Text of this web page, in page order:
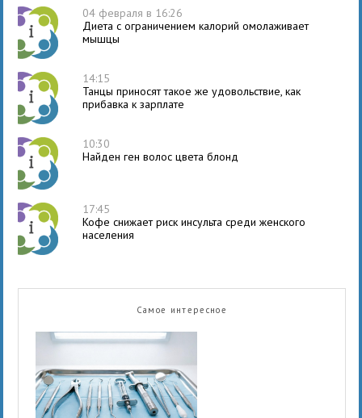
04 февраля в 16:26
Диета с ограничением калорий омолаживает
мышцы
14:15
Танцы приносят такое же удовольствие, как
прибавка к зарплате
10:30
Найден ген волос цвета блонд
17:45
Кофе снижает риск инсульта среди женского
населения
Самое интересное